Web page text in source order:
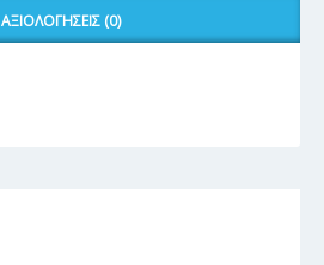
ΑΞΙΟΛΟΓΉΣΕΙΣ (0)